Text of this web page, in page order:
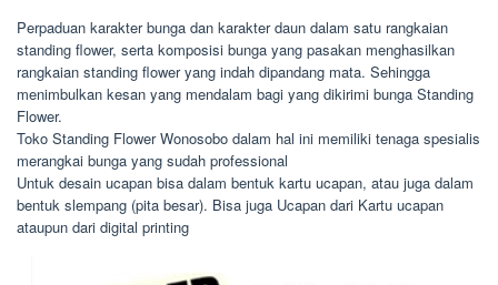
Perpaduan karakter bunga dan karakter daun dalam satu rangkaian
standing flower, serta komposisi bunga yang pasakan menghasilkan
rangkaian standing flower yang indah dipandang mata. Sehingga
menimbulkan kesan yang mendalam bagi yang dikirimi bunga Standing
Flower.
Toko Standing Flower Wonosobo dalam hal ini memiliki tenaga spesialis
merangkai bunga yang sudah professional
Untuk desain ucapan bisa dalam bentuk kartu ucapan, atau juga dalam
bentuk slempang (pita besar). Bisa juga Ucapan dari Kartu ucapan
ataupun dari digital printing